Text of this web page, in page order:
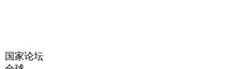
国家论坛